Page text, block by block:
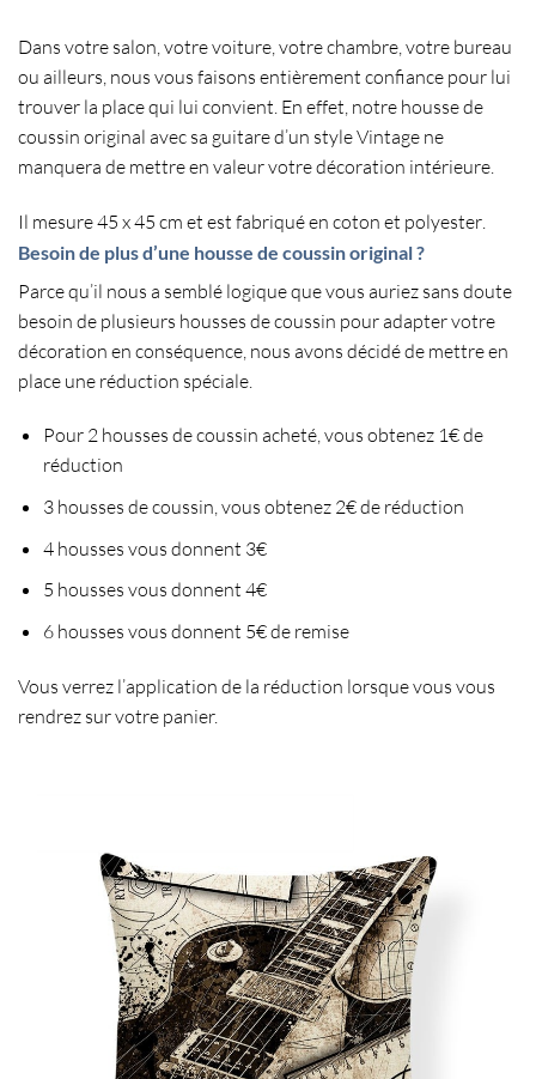
Dans votre salon , votrevoiture , votrechambre , votre bureau
ou ailleurs, nous vous faisons entièrement confiance pour lui
trouver la place qui lui convient. En effet, notre housse de
coussin original avec sa guitare d’un style Vintage ne
manquera de mettre en valeur votredécoration intérieure
Il mesure45 x 45 cm et est fabriqué en coton et polyester
Besoin de plus d’une housse de coussin original ?
Parce qu’il nous a semblé logique que vous auriez sans doute
besoin de plusieurs housses de coussin pour adapter votre
décoration en conséquence, nous avons décidé de mettre en
place une réduction spéciale.
Pour 2 housses de coussin acheté, vous obtenez 1€ de
réduction
3 housses de coussin, vous obtenez 2€ de réduction
4 housses vous donnent 3€
5 housses vous donnent 4€
6 housses vous donnent 5€ de remise
Vous verrez l’application de la réduction lorsque vous vous
rendrez sur votre panier.